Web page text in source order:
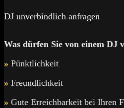
DJ unverbindlich anfragen
Was dürfen Sie von einem
» Pünktlichkeit
» Freundlichkeit
» Gute Erreichbarkeit bei Ihren